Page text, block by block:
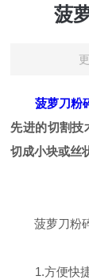
菠
菠萝刀粉
先进的切割技
切成小块或丝
菠萝刀粉碎
1.方便快捷